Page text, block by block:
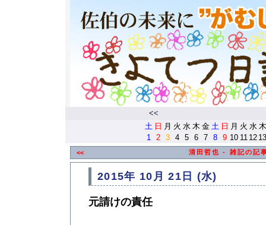
<<
土 日 月 火 水 木 金 土 日 月 火 水 木
1
2 3 4 5 6 7 8 9 10 11 12 13
<< 清田哲也 - 雑記の記
2015年 10月 21日 (水)
元請けの責任